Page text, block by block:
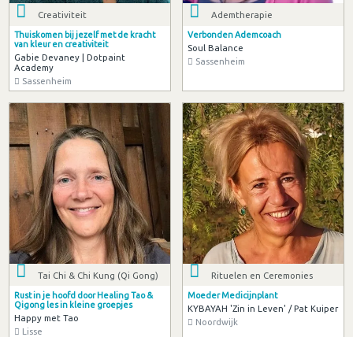
Creativiteit
Thuiskomen bij jezelf met de kracht
van kleur en creativiteit
Gabie Devaney | Dotpaint
Academy
Sassenheim
Ademtherapie
Verbonden Ademcoach
Soul Balance
Sassenheim
Tai Chi & Chi Kung (Qi Gong)
Rust in je hoofd door Healing Tao &
Qigong les in kleine groepjes
Happy met Tao
Lisse
Rituelen en Ceremonies
Moeder Medicijnplant
KYBAYAH 'Zin in Leven' / Pat Kuiper
Noordwijk